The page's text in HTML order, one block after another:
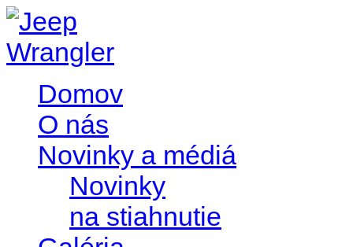
Domov
O nás
Novinky a médiá
Novinky
na stiahnutie